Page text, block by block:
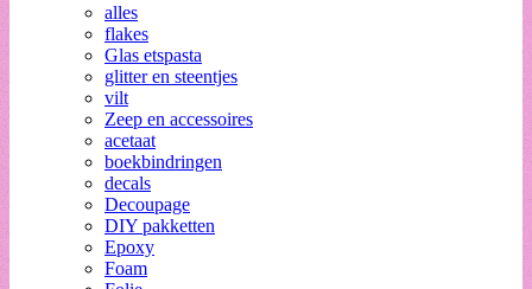
alles
flakes
Glas etspasta
glitter en steentjes
vilt
Zeep en accessoires
acetaat
boekbindringen
decals
Decoupage
DIY pakketten
Epoxy
Foam